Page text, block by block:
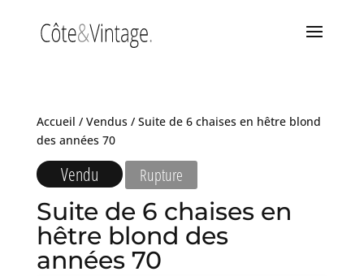
Accueil / Vendus/ Suite de 6 chaises en hêtre blond
des années 70
Vendu Rupture
Suite de 6 chaises en
hêtre blond des
années 70